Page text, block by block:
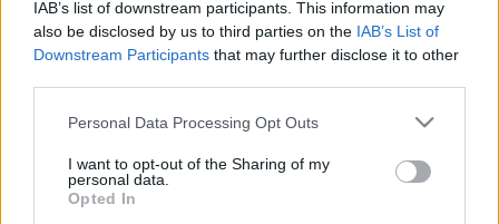
IAB’s list of downstream participants. This information may
also be disclosed by us to third parties on the IAB’s List of
Downstream Participants that may further disclose it to other
Please note that this website/app uses one or more Google
not limited to your visit or usage behaviour. You may click to
grant or deny consent to Google and its third-party tags to
use your data for below specified purposes in below Google
Personal Data Processing Opt Outs
I want to opt-out of the Sharing of my
personal data.
Opted In